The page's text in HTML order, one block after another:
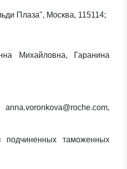
Плаза", Москва, 115114;
Михайловна, Гаранина
таможенных